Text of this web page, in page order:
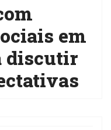
em
discutir